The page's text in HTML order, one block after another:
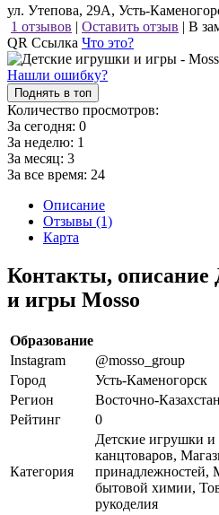
ул. Утепова, 29А, Усть-
1 отзывов | Оставить отзыв | В
QR Ссылка Что это?
Нашли ошибку?
Поднять в топ
Количество просмотров:
За сегодня: 0
За неделю: 1
За месяц: 3
За все время: 24
Описание
Отзывы (1)
Карта
Контакты, описание
и игры Mosso
Образование
Instagram
@mosso_group
Город
Усть-Каменогорск
Регион
Восточно-
Рейтинг
0
Категория
Детские игрушки
канцтоваров,
принадлежностей,
бытовой химии,
рукоделия